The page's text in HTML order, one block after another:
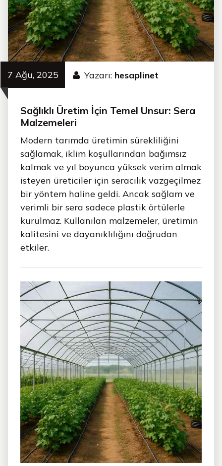
7 Ağu, 2025 Yazarı: hesaplinet
Sağlıklı Üretim İçin Temel Unsur: Sera
Malzemeleri
Modern tarımda üretimin sürekliliğini
sağlamak, iklim koşullarından bağımsız
kalmak ve yıl boyunca yüksek verim almak
isteyen üreticiler için seracılık vazgeçilmez
bir yöntem haline geldi. Ancak sağlam ve
verimli bir sera sadece plastik örtülerle
kurulmaz. Kullanılan malzemeler, üretimin
kalitesini ve dayanıklılığını doğrudan
etkiler.